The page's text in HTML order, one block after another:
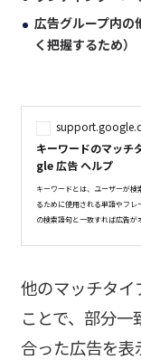
広告グループ内の
く把握するため）
キーワードのマッチ
gle 広告 ヘルプ
キーワードとは、ユーザーが
るために使用される単語やフレ
の検索語句と一致すれば広告が
他のマッチタイ
ことで、部分
合った広告を表